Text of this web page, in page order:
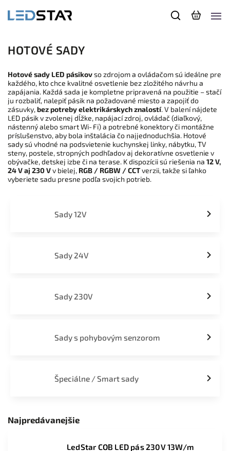
HOTOVÉ SADY
Hotové sady LED pásikovso zdrojom a ovládačom sú ideálne pre
každého, kto chce kvalitné osvetlenie bez zložitého návrhu a
zapájania. Každá sada je kompletne pripravená na použitie – stačí
ju rozbaliť, nalepiť pásik na požadované miesto a zapojiť do
zásuvky,bez potreby elektrikárskych znalostí. V balení nájdete
LED pásik v zvolenej dĺžke, napájací zdroj, ovládač (diaľkový,
nástenný alebo smart Wi‑Fi) a potrebné konektory či montážne
príslušenstvo, aby bola inštalácia čo najjednoduchšia. Hotové
sady sú vhodné na podsvietenie kuchynskej linky, nábytku, TV
steny, postele, stropných podhľadov aj dekoratívne osvetlenie v
obývačke, detskej izbe či na terase. K dispozícii sú riešenia na 12 V,
24 V aj 230 Vv bielej, RGB / RGBW / CCTverzii, takže si ľahko
vyberiete sadu presne podľa svojich potrieb.
Sady 12V
Sady 24V
Sady 230V
Sady s pohybovým senzorom
Špeciálne / Smart sady
Najpredávanejšie
LedStar COB LED pás 230V 13W/m